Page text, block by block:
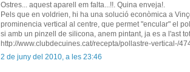
Ostres... aquest aparell em falta...!!. Quina enveja!.
Pels que en voldrien, hi ha una solució econòmica a
prominencia vertical al centre, que permet "encular" el
si amb un pinzell de silicona, anem pintant, ja es a l'ast
http://www.clubdecuines.cat/recepta/pollastre-vertical-/
2 de juny del 2010, a les 23:46